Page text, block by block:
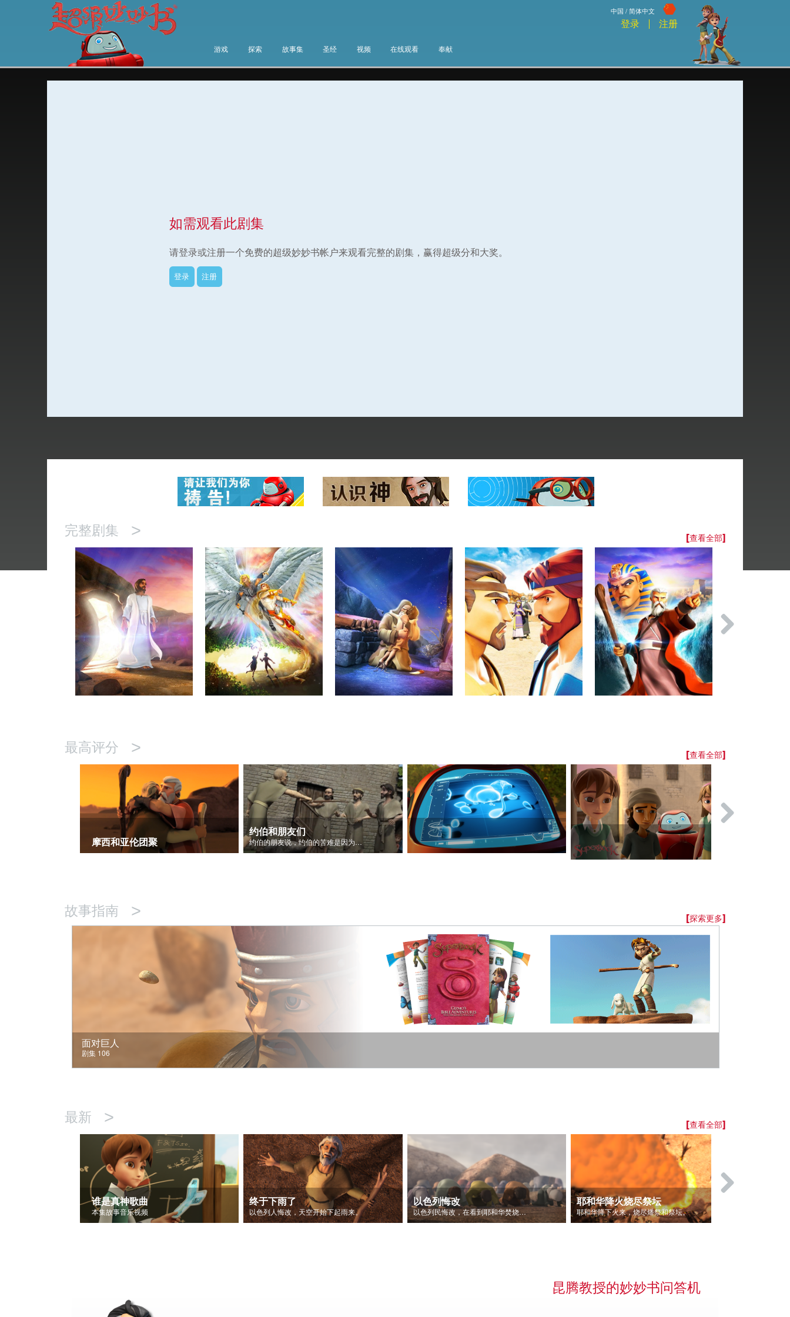
中国 / 简体中文
登录 注册
游戏 探索 故事集 圣经 视频 在线观看 奉献
如需观看此剧集
请登录或注册一个免费的超级妙妙书帐户来观看完整的剧集，赢得超级分和大奖。
登录 注册
完整剧集 > [查看全部]
最高评分 > [查看全部]
摩西和亚伦团聚
约伯和朋友们
约伯的朋友说，约伯的苦难是因为他的罪。
故事指南 > [探索更多]
面对巨人
剧集 106
最新 > [查看全部]
谁是真神歌曲
本集故事音乐视频
终于下雨了
以色列人悔改，天空开始下起雨来。
以色列悔改
以色列民悔改，在看到耶和华焚烧祭坛后称耶和华是神。
耶和华降火烧尽祭坛
耶和华降下火来，烧尽燔祭和祭坛。
昆腾教授的妙妙书问答机